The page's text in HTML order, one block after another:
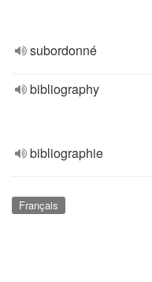
subordonné
bibliography
bibliographie
Français